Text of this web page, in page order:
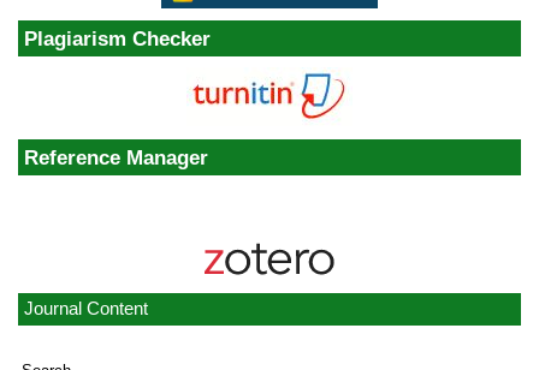
Plagiarism Checker
Reference Manager
Journal Content